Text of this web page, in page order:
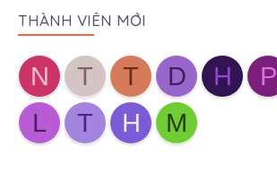
THÀNH VIÊN MỚI
N T T D H P
L
T H M